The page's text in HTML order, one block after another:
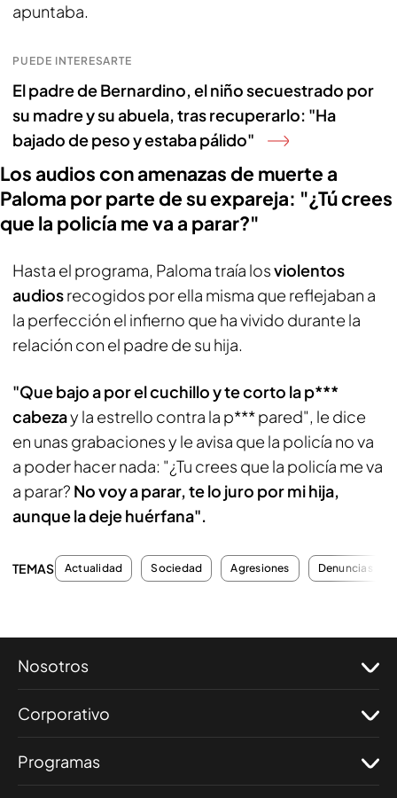
apuntaba.
PUEDE INTERESARTE
El padre de Bernardino, el niño secuestrado por
su madre y su abuela, tras recuperarlo: "Ha
bajado de peso y estaba pálido"
Los audios con amenazas de muerte a
Paloma por parte de su expareja: "¿Tú crees
que la policía me va a parar?"
Hasta el programa, Paloma traía losviolentos
audiosrecogidos por ella misma que reflejaban a
la perfección el infierno que ha vivido durante la
relación con el padre de su hija.
"Que bajo a por el cuchillo y te corto la p***
cabezay la estrello contra la p*** pared", le dice
en unas grabaciones y le avisa que la policía no va
a poder hacer nada: "¿Tu crees que la policía me va
a parar? No voy a parar, te lo juro por mi hija,
aunque la deje huérfana".
TEMAS Actualidad Sociedad Agresiones Denuncias
Nosotros
Corporativo
Programas